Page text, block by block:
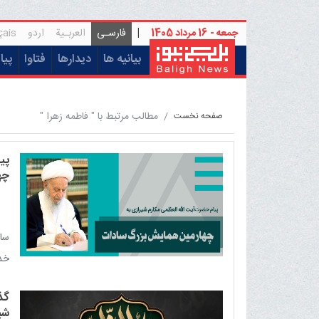
جمعه - 16 مرداد 1405 | فارسـی العربـیة اردو
بیانیه ها دیدارها فتاوا
صفحه نخست مطالب مرتبط با " فاطمه زهرا "